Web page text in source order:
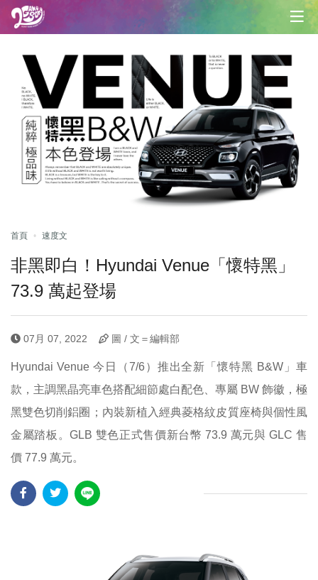
首頁 速度文
非黑即白！Hyundai Venue「懷特黑」
73.9 萬起登場
07月 07, 2022 圖 / 文＝編輯部
Hyundai Venue 今日（7/6）推出全新「懷特黑 B&W」車
款，主調黑晶亮車色搭配細節處白配色、專屬 BW 飾徽，極
黑雙色切削鋁圈；內裝新植入經典菱格紋皮質座椅與個性風
金屬踏板。GLB 雙色正式售價新台幣 73.9 萬元與 GLC 售
價 77.9 萬元。